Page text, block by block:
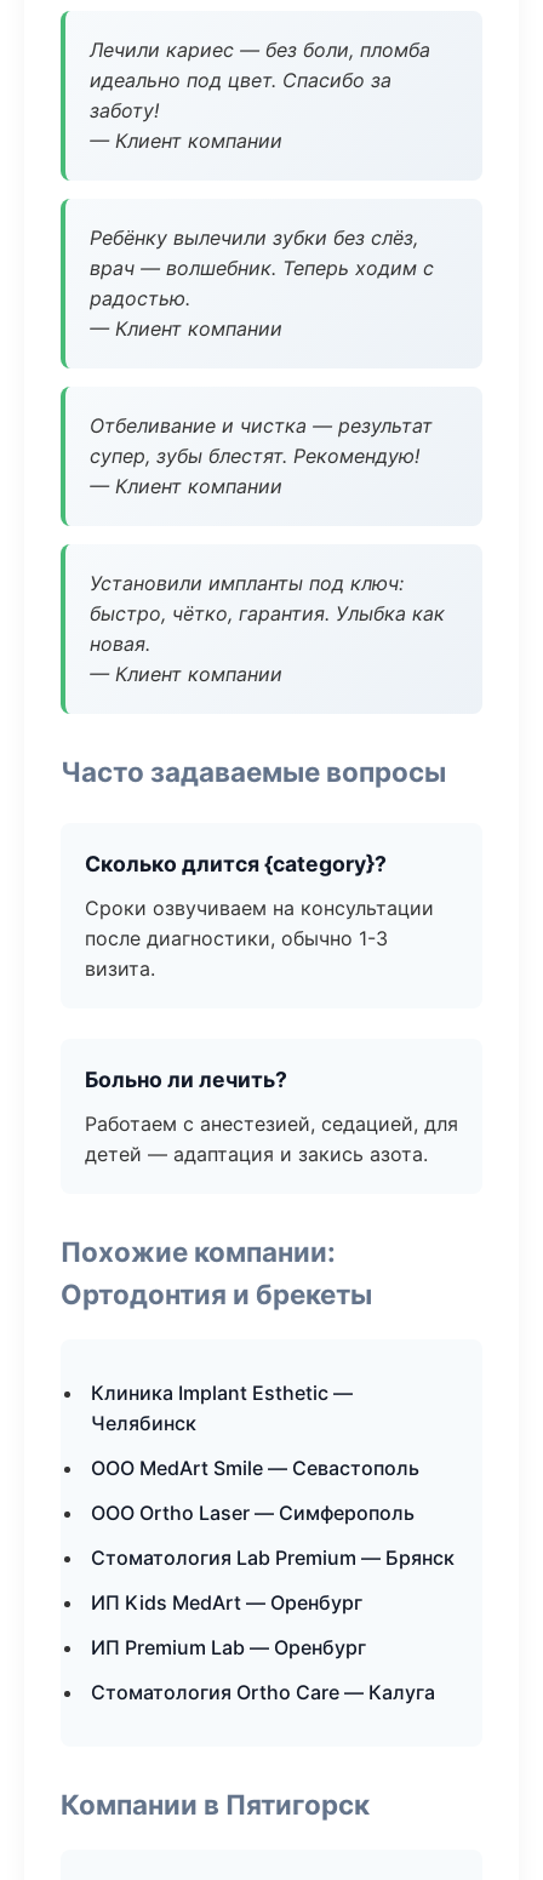
Лечили кариес — без боли, пломба
идеально под цвет. Спасибо за
заботу!
— Клиент компании
Ребёнку вылечили зубки без слёз,
врач — волшебник. Теперь ходим с
радостью.
— Клиент компании
Отбеливание и чистка — результат
супер, зубы блестят. Рекомендую!
— Клиент компании
Установили импланты под ключ:
быстро, чётко, гарантия. Улыбка как
новая.
— Клиент компании
Часто задаваемые вопросы
Сколько длится {category}?
Сроки озвучиваем на консультации
после диагностики, обычно 1-3
визита.
Больно ли лечить?
Работаем с анестезией, седацией, для
детей — адаптация и закись азота.
Похожие компании:
Ортодонтия и брекеты
Клиника Implant Esthetic —
Челябинск
ООО MedArt Smile — Севастополь
ООО Ortho Laser — Симферополь
Стоматология Lab Premium — Брянск
ИП Kids MedArt — Оренбург
ИП Premium Lab — Оренбург
Стоматология Ortho Care — Калуга
Компании в Пятигорск